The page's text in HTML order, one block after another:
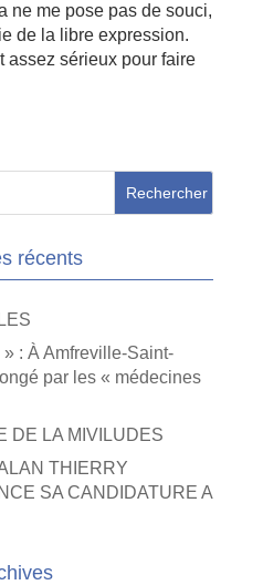
ne me pose pas de souci,
de la libre expression.
assez sérieux pour faire
récents
» : À Amfreville-Saint-
par les « médecines
DE LA MIVILUDES
THIERRY
SA CANDIDATURE A